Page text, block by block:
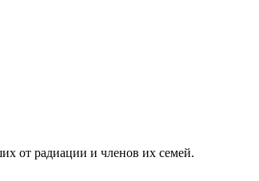
от радиации и членов их семей.